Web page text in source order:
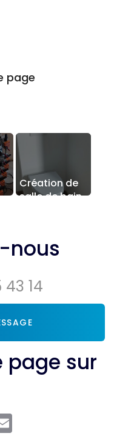
Création de
salle de bain
nous
43 14
page sur